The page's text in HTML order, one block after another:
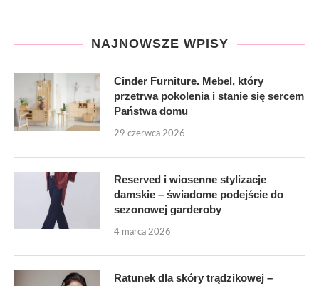
NAJNOWSZE WPISY
Cinder Furniture. Mebel, który
przetrwa pokolenia i stanie się sercem
Państwa domu
29 czerwca 2026
Reserved i wiosenne stylizacje
damskie – świadome podejście do
sezonowej garderoby
4 marca 2026
Ratunek dla skóry trądzikowej –